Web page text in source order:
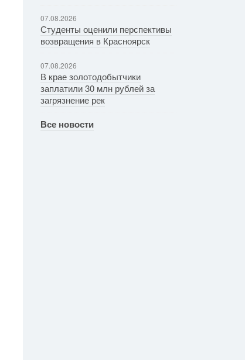
07.08.2026
Студенты оценили перспективы
возвращения в Красноярск
07.08.2026
В крае золотодобытчики
заплатили 30 млн рублей за
загрязнение рек
Все новости